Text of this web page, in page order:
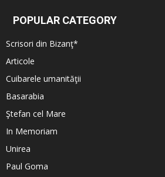
POPULAR CATEGORY
Scrisori din Bizanţ*
Articole
Cuibarele umanităţii
Basarabia
Ştefan cel Mare
In Memoriam
Unirea
Paul Goma